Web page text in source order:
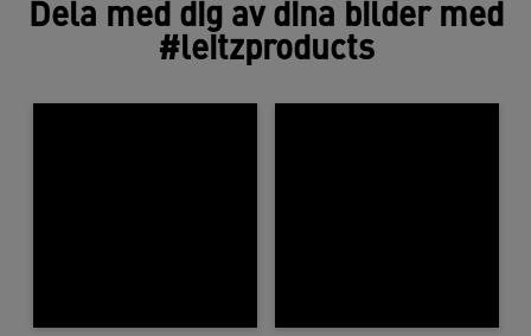
Dela med dig av dina bilder med
#leitzproducts